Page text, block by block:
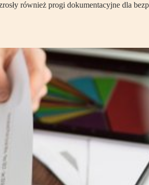
również progi dokumentacyjne dla